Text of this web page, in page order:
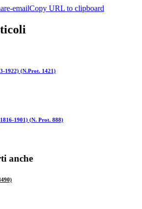
emailCopy URL to clipboard
1922) (N.Prot. 1421)
1901) (N. Prot. 888)
anche